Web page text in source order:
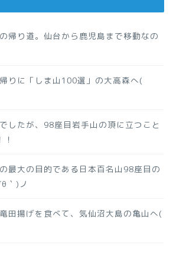
帰り道。仙台から鹿児島まで移動なの
りに「しま山100選」の大高森へ(
したが、98座目岩手山の頂に立つこと
！
最大の目的である日本百名山98座目の
｀)ノ
田揚げを食べて、気仙沼大島の亀山へ(